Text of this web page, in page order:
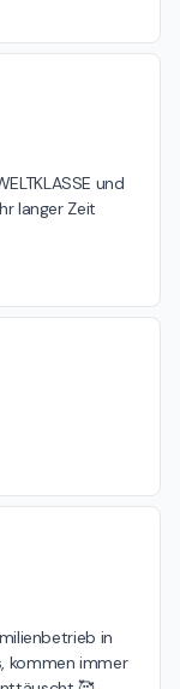
und
langer Zeit
in
kommen immer